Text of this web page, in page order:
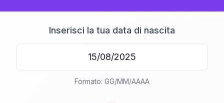
Inserisci la tua data di nascita
Formato: GG/MM/AAAA